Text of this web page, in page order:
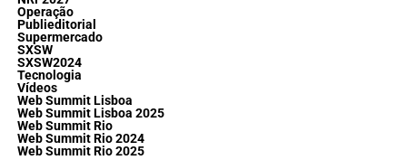
Operação
Publieditorial
Supermercado
SXSW
SXSW2024
Tecnologia
Vídeos
Web Summit Lisboa
Web Summit Lisboa 2025
Web Summit Rio
Web Summit Rio 2024
Web Summit Rio 2025